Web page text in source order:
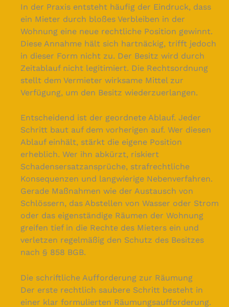
In der Praxis entsteht häufig der Eindruck, dass
ein Mieter durch bloßes Verbleiben in der
Wohnung eine neue rechtliche Position gewinnt.
Diese Annahme hält sich hartnäckig, trifft jedoch
in dieser Form nicht zu. Der Besitz wird durch
Zeitablauf nicht legitimiert. Die Rechtsordnung
stellt dem Vermieter wirksame Mittel zur
Verfügung, um den Besitz wiederzuerlangen.
Entscheidend ist der geordnete Ablauf. Jeder
Schritt baut auf dem vorherigen auf. Wer diesen
Ablauf einhält, stärkt die eigene Position
erheblich. Wer ihn abkürzt, riskiert
Schadensersatzansprüche, strafrechtliche
Konsequenzen und langwierige Nebenverfahren.
Gerade Maßnahmen wie der Austausch von
Schlössern, das Abstellen von Wasser oder Strom
oder das eigenständige Räumen der Wohnung
greifen tief in die Rechte des Mieters ein und
verletzen regelmäßig den Schutz des Besitzes
nach § 858 BGB.
Die schriftliche Aufforderung zur Räumung
Der erste rechtlich saubere Schritt besteht in
einer klar formulierten Räumungsaufforderung.